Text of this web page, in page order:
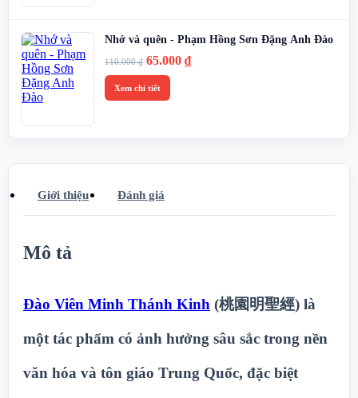
Nhớ và quên - Phạm Hồng Sơn Đặng Anh Đào
110.000₫ Giá
gốc
là:
110.000 ₫.
65.000 ₫Giá
Xem chi tiết
Giới thiệu Đánh giá
Mô tả
Đào Viên Minh Thánh Kinh (桃園明聖經) là
một tác phẩm có ảnh hưởng sâu sắc trong nền
văn hóa và tôn giáo Trung Quốc, đặc biệt